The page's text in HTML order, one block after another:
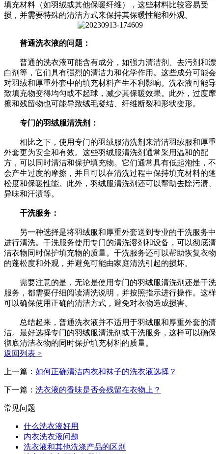
填充材料（如羽绒或其他保暖纤维），这些材料比较容易受
损，并需要特殊的清洁方式来保持其保暖性能和外观。
普通洗衣液的问题：
普通的洗衣液可能含有成分，如强力清洁剂、去污剂和漂
白剂等，它们具有强烈的清洁力和化学作用。这些成分可能会
对羽绒和厚重外套中的填充材料产生不利影响。洗衣液可能导
致填充物变得均匀或不起球，减少其保暖效果。此外，过度摩
擦和残留物也可能导致绒毛凝结、纤维断裂和形状变形。
专门的羽绒服清洗剂：
相比之下，使用专门的羽绒服清洗剂来清洁羽绒服和厚重
外套更为安全和有效。这些羽绒服清洗剂通常采用温和的配
方，可以同时清洁和保护填充物。它们通常具有低起泡性，不
会产生过度的摩擦，并且可以在清洗过程中保持填充材料的蓬
松度和保暖性能。此外，羽绒服清洗剂还可以帮助去除污渍、
异味和汗渍等。
干洗服务：
另一种选择是将羽绒服和厚重外套送到专业的干洗服务中
进行清洗。干洗服务使用专门的清洗溶剂和设备，可以彻底清
洁衣物同时保护填充物的质量。干洗服务还可以帮助恢复衣物
的蓬松度和外观，并避免可能由家庭清洗引起的损坏。
需要注意的是，无论是使用专门的羽绒服清洗剂还是干洗
服务，都需要仔细阅读清洗说明，并按照指示进行操作。这样
可以确保使用正确的清洁方式，避免对衣物造成损害。
总结起来，普通洗衣液并不适用于羽绒服和厚重外套的清
洁。最好选择专门的羽绒服清洗剂或干洗服务，这样可以确保
彻底清洁衣物的同时保护填充材料的质量。
返回列表 >
上一篇： 如何正确清洁内衣和袜子的洗衣液选择？
下一篇： 洗衣液的香味是否会残留在衣物上？
常见问题
什么洗衣液好用
内衣洗衣液问题
洗衣液和其他洗涤产品的区别